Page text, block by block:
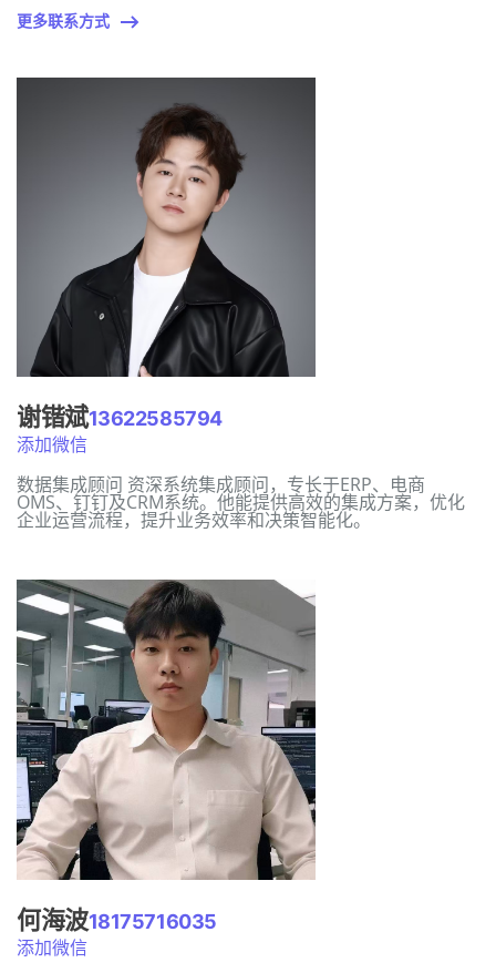
更多联系方式
谢锴斌13622585794
添加微信
数据集成顾问 资深系统集成顾问，专长于ERP、电商
OMS、钉钉及CRM系统。他能提供高效的集成方案，优化
企业运营流程，提升业务效率和决策智能化。
何海波18175716035
添加微信